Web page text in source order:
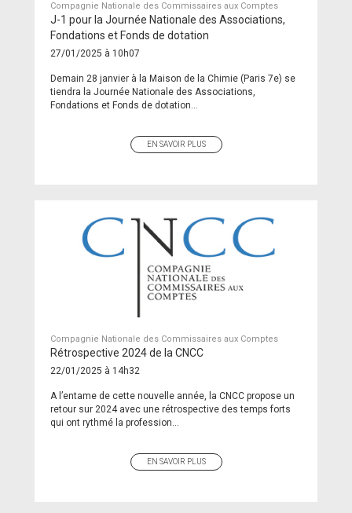
Compagnie Nationale des Commissaires aux Comptes
J-1 pour la Journée Nationale des Associations,
Fondations et Fonds de dotation
27/01/2025 à 10h07
Demain 28 janvier à la Maison de la Chimie (Paris 7e) se
tiendra la Journée Nationale des Associations,
Fondations et Fonds de dotation...
EN SAVOIR PLUS
Compagnie Nationale des Commissaires aux Comptes
Rétrospective 2024 de la CNCC
22/01/2025 à 14h32
A l’entame de cette nouvelle année, la CNCC propose un
retour sur 2024 avec une rétrospective des temps forts
qui ont rythmé la profession...
EN SAVOIR PLUS